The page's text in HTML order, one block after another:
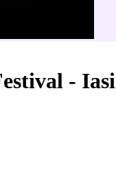
- Iasi